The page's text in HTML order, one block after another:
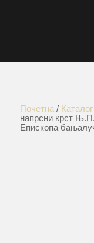
Почетна / Каталог
напрсни крст
Епископа